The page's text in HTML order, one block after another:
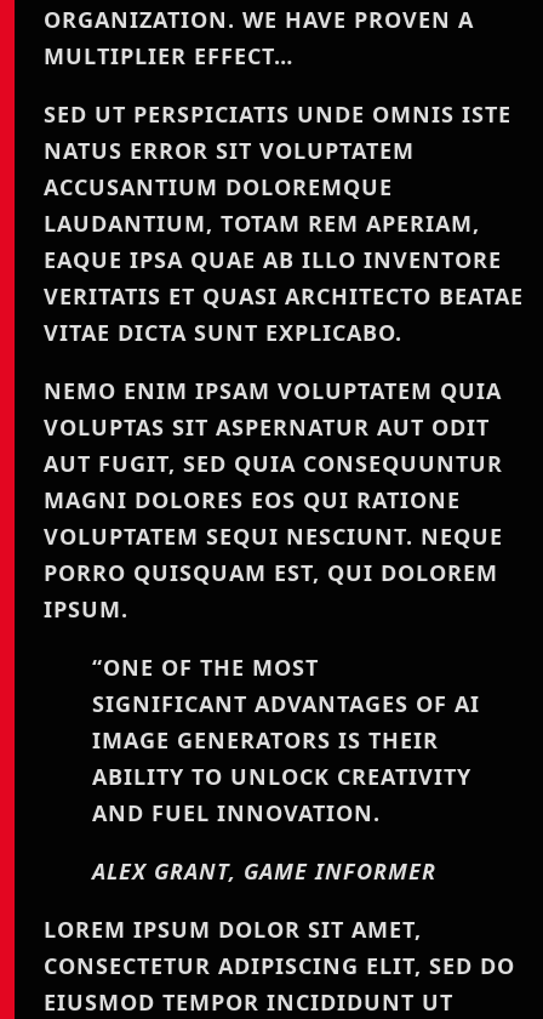
ORGANIZATION. WE HAVE PROVEN A
MULTIPLIER EFFECT…
SED UT PERSPICIATIS UNDE OMNIS ISTE
NATUS ERROR SIT VOLUPTATEM
ACCUSANTIUM DOLOREMQUE
LAUDANTIUM, TOTAM REM APERIAM,
EAQUE IPSA QUAE AB ILLO INVENTORE
VERITATIS ET QUASI ARCHITECTO BEATAE
VITAE DICTA SUNT EXPLICABO.
NEMO ENIM IPSAM VOLUPTATEM QUIA
VOLUPTAS SIT ASPERNATUR AUT ODIT
AUT FUGIT, SED QUIA CONSEQUUNTUR
MAGNI DOLORES EOS QUI RATIONE
VOLUPTATEM SEQUI NESCIUNT. NEQUE
PORRO QUISQUAM EST, QUI DOLOREM
IPSUM.
“ONE OF THE MOST
SIGNIFICANT ADVANTAGES OF AI
IMAGE GENERATORS IS THEIR
ABILITY TO UNLOCK CREATIVITY
AND FUEL INNOVATION.
ALEX GRANT, GAME INFORMER
LOREM IPSUM DOLOR SIT AMET,
CONSECTETUR ADIPISCING ELIT, SED DO
EIUSMOD TEMPOR INCIDIDUNT UT